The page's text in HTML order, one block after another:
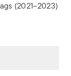
(2021–2023)